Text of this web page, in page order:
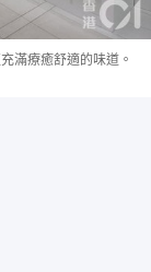
滿療癒舒適的味道。